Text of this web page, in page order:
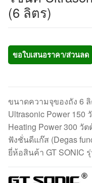
(6 ลิตร)
ขอใบเสนอราคา/ส่วนลด
ขนาดความจุของถัง 6
Ultrasonic Power 150
Heating Power 300 วัต
ฟังชั่นดีแก๊ส (Degas
ยี่ห้อสินค้า GT SONIC